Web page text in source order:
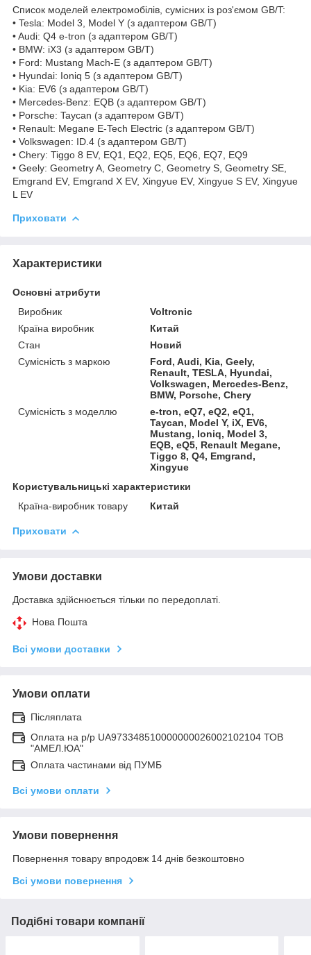
Список моделей електромобілів, сумісних із роз'ємом GB/T:
• Tesla: Model 3, Model Y (з адаптером GB/T)
• Audi: Q4 e-tron (з адаптером GB/T)
• BMW: iX3 (з адаптером GB/T)
• Ford: Mustang Mach-E (з адаптером GB/T)
• Hyundai: Ioniq 5 (з адаптером GB/T)
• Kia: EV6 (з адаптером GB/T)
• Mercedes-Benz: EQB (з адаптером GB/T)
• Porsche: Taycan (з адаптером GB/T)
• Renault: Megane E-Tech Electric (з адаптером GB/T)
• Volkswagen: ID.4 (з адаптером GB/T)
• Chery: Tiggo 8 EV, EQ1, EQ2, EQ5, EQ6, EQ7, EQ9
• Geely: Geometry A, Geometry C, Geometry S, Geometry SE,
Emgrand EV, Emgrand X EV, Xingyue EV, Xingyue S EV, Xingyue
L EV
Приховати
Характеристики
Основні атрибути
Виробник
Voltronic
Країна виробник
Китай
Стан
Новий
Сумісність з маркою
Ford, Audi, Kia, Geely,
Renault, TESLA, Hyundai,
Volkswagen, Mercedes-Benz,
BMW, Porsche, Chery
Сумісність з моделлю
e-tron, eQ7, eQ2, eQ1,
Taycan, Model Y, iX, EV6,
Mustang, Ioniq, Model 3,
EQB, eQ5, Renault Megane,
Tiggo 8, Q4, Emgrand,
Xingyue
Користувальницькі характеристики
Країна-виробник товару
Китай
Приховати
Умови доставки
Доставка здійснюється тільки по передоплаті.
Нова Пошта
Всі умови доставки
Умови оплати
Післяплата
Оплата на р/р UA973348510000000026002102104 ТОВ
"АМЕЛ.ЮА"
Оплата частинами від ПУМБ
Всі умови оплати
Умови повернення
Повернення товару впродовж 14 днів безкоштовно
Всі умови повернення
Подібні товари компанії